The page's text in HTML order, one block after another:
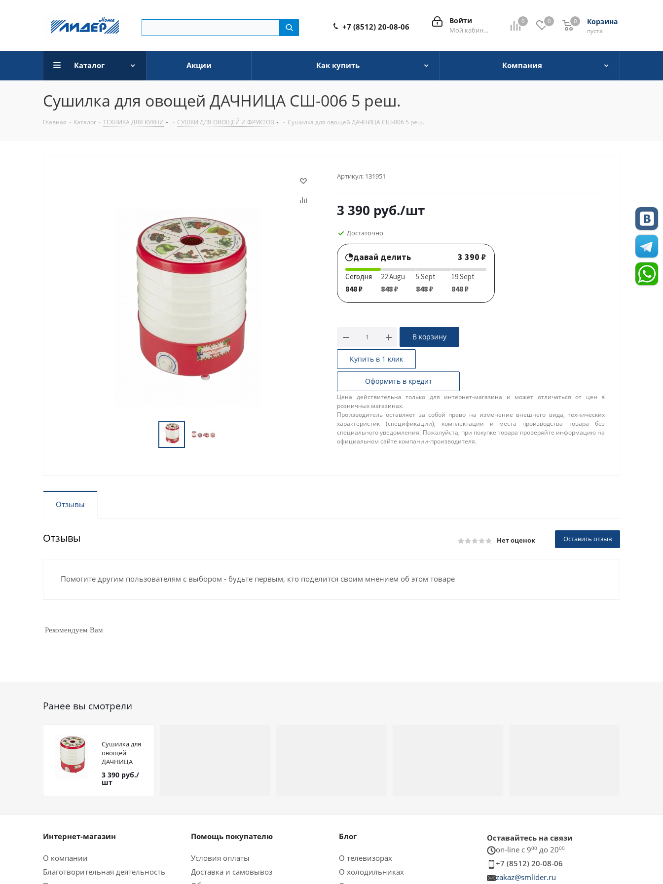
0 0 Корзина
0
пуста
0
Войти
Мой кабинет
+7 (8512) 20-08-06
Каталог Акции Как купить Компания
Сушилка для овощей ДАЧНИЦА СШ-006 5 реш.
Главная - Каталог - ТЕХНИКА ДЛЯ КУХНИ - СУШКИ ДЛЯ ОВОЩЕЙ И ФРУКТОВ - Сушилка для овощей ДАЧНИЦА СШ-006 5 реш.
Артикул: 131951
3 390 руб./шт
Достаточно
давай делить 3 390 ₽
Сегодня
848 ₽
22 Augu
848 ₽
5 Sept
848 ₽
19 Sept
848 ₽
В корзину
Купить в 1 клик
Оформить в кредит
Цена действительна только для интернет-магазина и может отличаться от цен в
розничных магазинах.
Производитель оставляет за собой право на изменение внешнего вида, технических
характеристик (спецификации), комплектации и места производства товара без
специального уведомления. Пожалуйста, при покупке товара проверяйте информацию на
официальном сайте компании-производителя.
Отзывы
Отзывы Нет оценок Оставить отзыв
Помогите другим пользователям с выбором - будьте первым, кто поделится своим мнением об этом товаре
Рекомендуем Вам
Ранее вы смотрели
Сушилка для
овощей
ДАЧНИЦА
СШ-006 5 реш.
3 390 руб./
шт
Интернет-магазин
О компании
Благотворительная деятельность
Помощь покупателю
Условия оплаты
Доставка и самовывоз
Блог
О телевизорах
О холодильниках
Оставайтесь на связи
on-line c 900 до 2000
+7 (8512) 20-08-06
zakaz@smlider.ru